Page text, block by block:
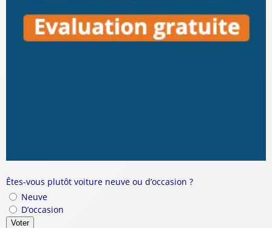
Êtes-vous plutôt voiture neuve ou d’occasion ?
Neuve
D’occasion
Voter